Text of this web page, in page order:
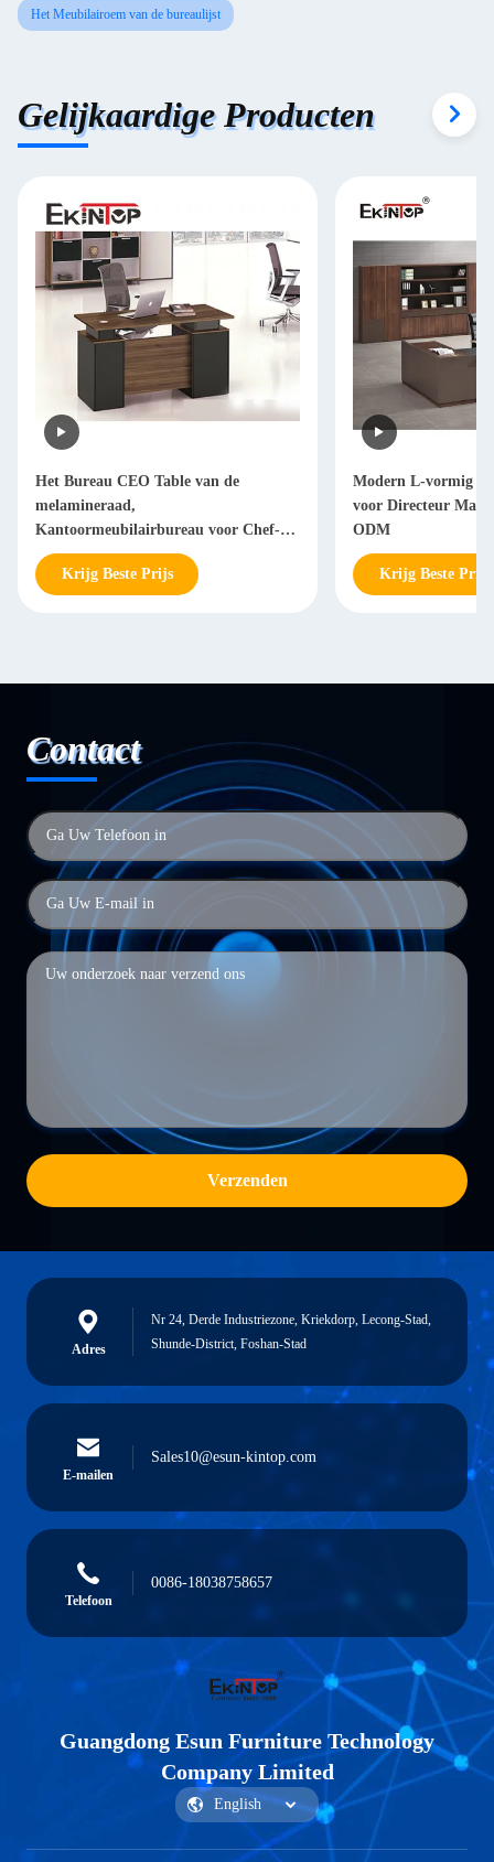
Het Meubilairoem van de bureaulijst
Gelijkaardige Producten
Het Bureau CEO Table van de
melamineraad,
Kantoormeubilairbureau voor Chef-
Manager
Krijg Beste Prijs
Modern L-vormig
voor Directeur
ODM
Krijg Beste Prijs
Contact
Verzenden
Adres
Nr 24, Derde Industriezone, Kriekdorp, Lecong-Stad,
Shunde-District, Foshan-Stad
E-mailen
Sales10@esun-kintop.com
Telefoon
0086-18038758657
Guangdong Esun Furniture Technology
Company Limited